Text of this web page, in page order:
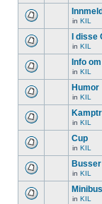
in KIL
I
in KIL
Info
in KIL
Humor
in KIL
in KIL
Cup
in KIL
in KIL
in KIL